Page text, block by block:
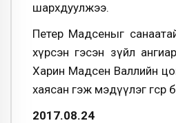
шархдуулжээ.
Петер Мадсеныг
хүрсэн гэсэн зүйл
Харин Мадсен Валлийн
хаясан гэж мэдүүлэг өгсөөр
2017.08.24